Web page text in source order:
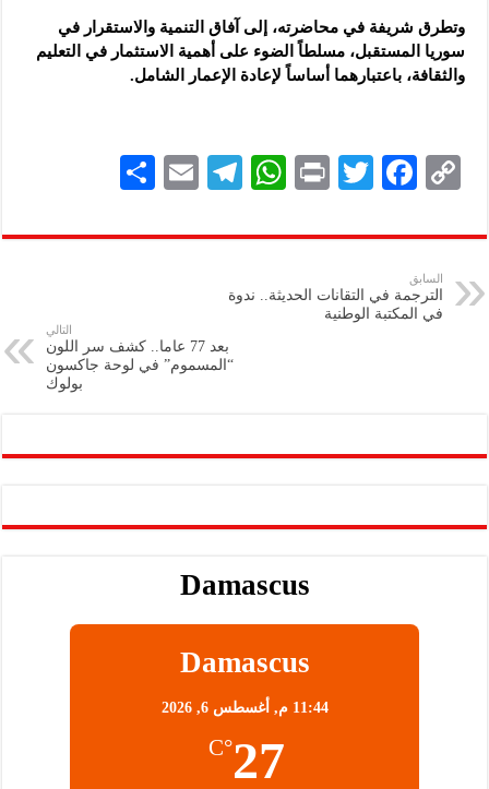
وتطرق شريفة في محاضرته، إلى آفاق التنمية والاستقرار في
سوريا المستقبل، مسلطاً الضوء على أهمية الاستثمار في التعليم
والثقافة، باعتبارهما أساساً لإعادة الإعمار الشامل.
C
p
y
Li
F
eb
k
T
tt
P
nt
W
at
A
Te
gr
E
ai
ar
السابق
الترجمة في التقانات الحديثة.. ندوة
في المكتبة الوطنية
التالي
بعد 77 عاما.. كشف سر اللون
“المسموم” في لوحة جاكسون
بولوك
Damascus
Damascus
11:44 م, أغسطس 6, 2026
27
°C